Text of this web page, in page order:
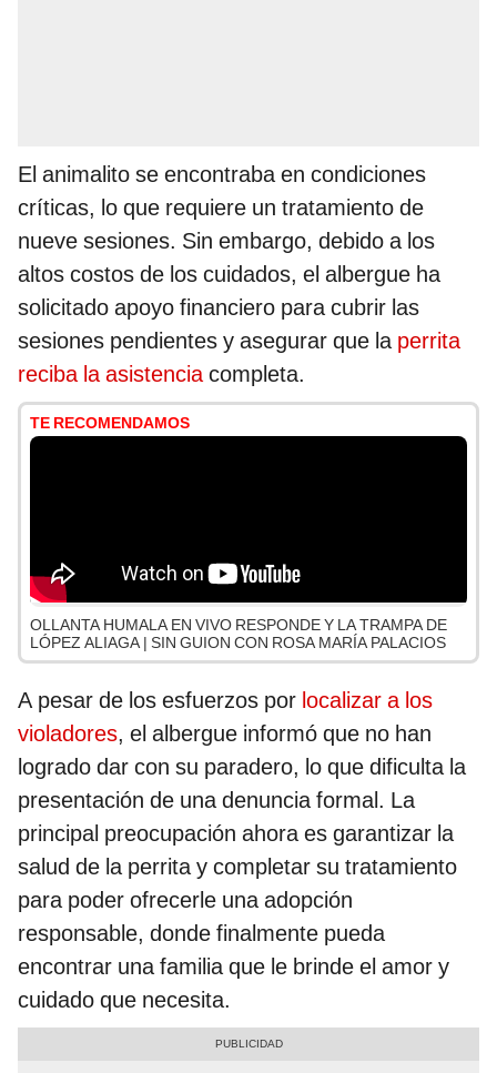
El animalito se encontraba en condiciones
críticas, lo que requiere un tratamiento de
nueve sesiones. Sin embargo, debido a los
altos costos de los cuidados, el albergue ha
solicitado apoyo financiero para cubrir las
sesiones pendientes y asegurar que la perrita
reciba la asistenciacompleta.
TE RECOMENDAMOS
OLLANTA HUMALA EN VIVO RESPONDE Y LA TRAMPA DE
LÓPEZ ALIAGA | SIN GUION CON ROSA MARÍA PALACIOS
A pesar de los esfuerzos por localizar a los
violadores, el albergue informó que no han
logrado dar con su paradero, lo que dificulta la
presentación de una denuncia formal. La
principal preocupación ahora es garantizar la
salud de la perrita y completar su tratamiento
para poder ofrecerle una adopción
responsable, donde finalmente pueda
encontrar una familia que le brinde el amor y
cuidado que necesita.